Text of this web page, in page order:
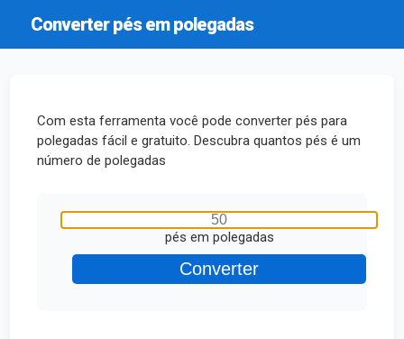
Converter pés em polegadas
Com esta ferramenta você pode converter pés para
polegadas fácil e gratuito. Descubra quantos pés é um
número de polegadas
pés em polegadas